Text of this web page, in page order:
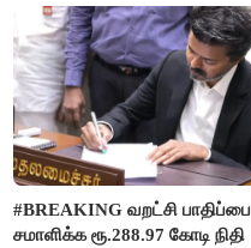
#BREAKING வறட்சி பாதிப்பை
சமாளிக்க ரூ.288.97 கோடி நிதி